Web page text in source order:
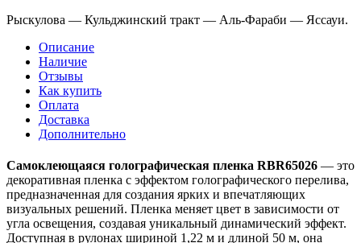
Рыскулова — Кульджинский тракт — Аль-Фараби — Яссауи.
Описание
Наличие
Отзывы
Как купить
Оплата
Доставка
Дополнительно
Самоклеющаяся голографическая пленка RBR65026 — это
декоративная пленка с эффектом голографического перелива,
предназначенная для создания ярких и впечатляющих
визуальных решений. Пленка меняет цвет в зависимости от
угла освещения, создавая уникальный динамический эффект.
Доступная в рулонах шириной 1,22 м и длиной 50 м, она